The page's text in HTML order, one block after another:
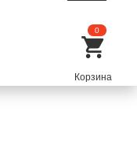
0